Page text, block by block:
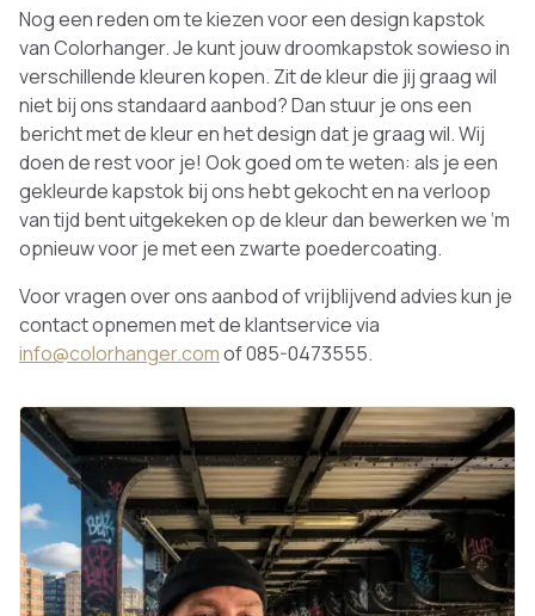
Nog een reden om te kiezen voor een design kapstok
van Colorhanger. Je kunt jouw droomkapstok sowieso in
verschillende kleuren kopen. Zit de kleur die jij graag wil
niet bij ons standaard aanbod? Dan stuur je ons een
bericht met de kleur en het design dat je graag wil. Wij
doen de rest voor je! Ook goed om te weten: als je een
gekleurde kapstok bij ons hebt gekocht en na verloop
van tijd bent uitgekeken op de kleur dan bewerken we ‘m
opnieuw voor je met een zwarte poedercoating.
Voor vragen over ons aanbod of vrijblijvend advies kun je
contact opnemen met de klantservice via
info@colorhanger.comof 085-0473555.